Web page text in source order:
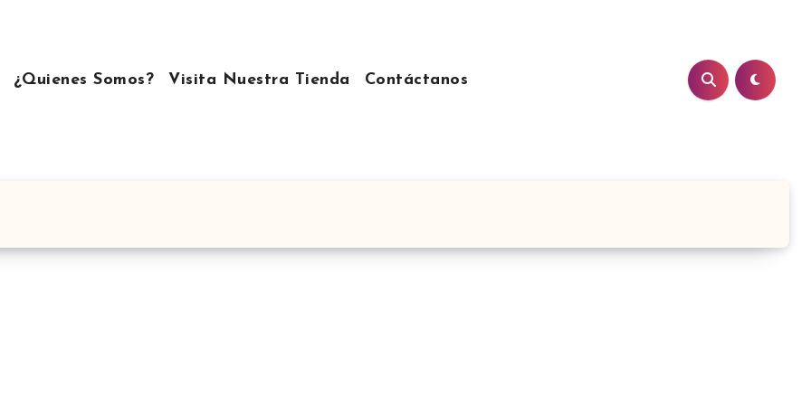
¿Quienes Somos? Visita Nuestra Tienda Contáctanos